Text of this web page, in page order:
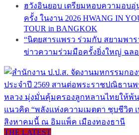
ฮวังอินยอบ เตรียมหอบความอบ
ครั้ง ในงาน 2026 HWANG IN
TOUR in BANGKOK
“นิตยสารแพรว ร่วมกับ สยามพา
ข่าวความร่วมมือครั้งยิ่งใหญ่ ฉลอ
THE LATEST